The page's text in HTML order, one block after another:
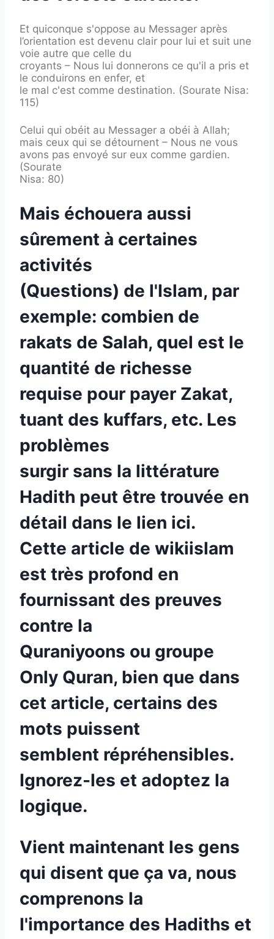
Et quiconque s'oppose au Messager après
l’orientation est devenu clair pour lui et suit une
voie autre que celle du
croyants – Nous lui donnerons ce qu'il a pris et
le conduirons en enfer, et
le mal c'est comme destination. (Sourate Nisa:
115)
Celui qui obéit au Messager a obéi à Allah;
mais ceux qui se détournent – Nous ne vous
avons pas envoyé sur eux comme gardien.
(Sourate
Nisa: 80)
Mais échouera aussi
sûrement à certaines
activités
(Questions) de l'Islam, par
exemple: combien de
rakats de Salah, quel est le
quantité de richesse
requise pour payer Zakat,
tuant des kuffars, etc. Les
problèmes
surgir sans la littérature
Hadith peut être trouvée en
détail dans le lien ici.
Cette article de wikiislam
est très profond en
fournissant des preuves
contre la
Quraniyoons ou groupe
Only Quran, bien que dans
cet article, certains des
mots puissent
semblent répréhensibles.
Ignorez-les et adoptez la
logique.
Vient maintenant les gens
qui disent que ça va, nous
comprenons la
l'importance des Hadiths et